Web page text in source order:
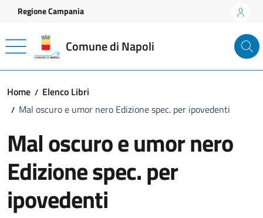
Vai ai contenuti
Vai al footer
Regione Campania
Comune di Napoli
Home
Elenco Libri
Mal oscuro e umor nero Edizione spec. per ipovedenti
Mal oscuro e umor nero
Edizione spec. per
ipovedenti